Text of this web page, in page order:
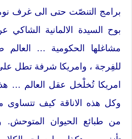
برامج التنصّت حتى الى غرف
بوح السيدة الالمانية
مشاغلها الحكومية …
للفِرجة ، وامريكا شرفة تطل
امريكا تُخلْخل عقل العالم …
وكل هذه الاناقة كيف
من طبائع الحيوان المتوحش.